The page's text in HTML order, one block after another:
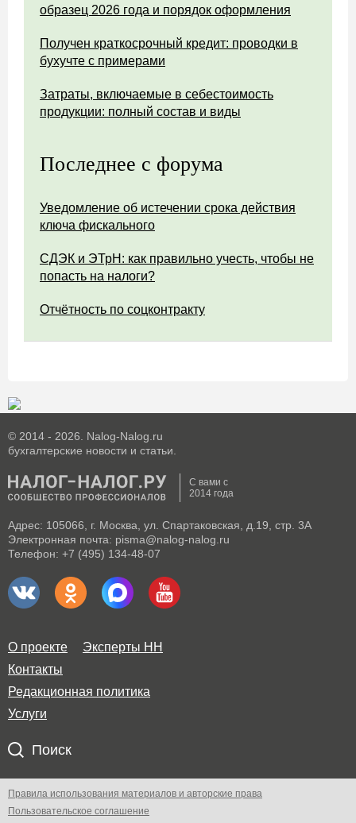
образец 2026 года и порядок оформления
Получен краткосрочный кредит: проводки в
бухучте с примерами
Затраты, включаемые в себестоимость
продукции: полный состав и виды
Последнее с форума
Уведомление об истечении срока действия
ключа фискального
СДЭК и ЭТрН: как правильно учесть, чтобы не
попасть на налоги?
Отчётность по соцконтракту
© 2014 - 2026. Nalog-Nalog.ru
бухгалтерские новости и статьи.
С вами с
2014 года
Адрес: 105066, г. Москва, ул. Спартаковская, д.19, стр. 3А
Электронная почта: pisma@nalog-nalog.ru
Телефон: +7 (495) 134-48-07
О проекте
Эксперты НН
Контакты
Редакционная политика
Услуги
Поиск
Правила использования материалов и авторские права
Пользовательское соглашение